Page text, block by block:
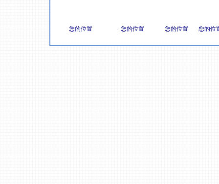
您的位置 您的位置 您的位置 您的位